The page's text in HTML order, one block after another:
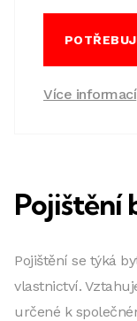
Více informací
Pojištění
Pojištění se týká
vlastnictví.
určené k